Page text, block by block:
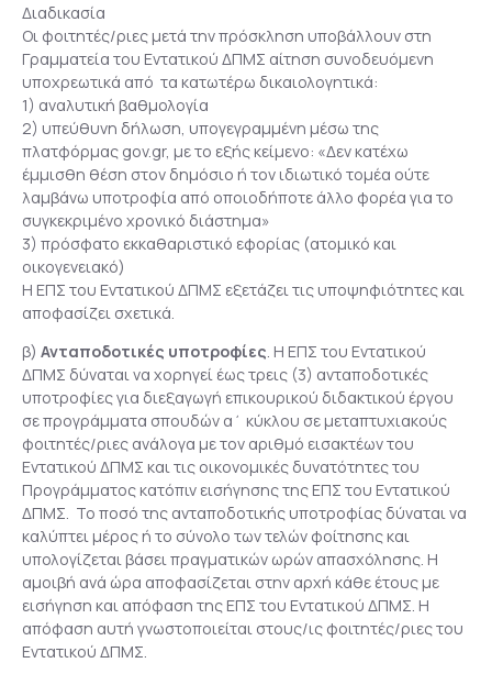
Διαδικασία
Οι φοιτητές/ριες μετά την πρόσκληση υποβάλλουν στη
Γραμματεία του Εντατικού ΔΠΜΣ αίτηση συνοδευόμενη
υποχρεωτικά από τα κατωτέρω δικαιολογητικά:
1) αναλυτική βαθμολογία
2) υπεύθυνη δήλωση, υπογεγραμμένη μέσω της
πλατφόρμας gov.gr, με το εξής κείμενο: «Δεν κατέχω
έμμισθη θέση στον δημόσιο ή τον ιδιωτικό τομέα ούτε
λαμβάνω υποτροφία από οποιοδήποτε άλλο φορέα για το
συγκεκριμένο χρονικό διάστημα»
3) πρόσφατο εκκαθαριστικό εφορίας (ατομικό και
οικογενειακό)
Η ΕΠΣ του Εντατικού ΔΠΜΣ εξετάζει τις υποψηφιότητες και
αποφασίζει σχετικά.
β) Ανταποδοτικές υποτροφίες. Η ΕΠΣ του Εντατικού
ΔΠΜΣ δύναται να χορηγεί έως τρεις (3) ανταποδοτικές
υποτροφίες για διεξαγωγή επικουρικού διδακτικού έργου
σε προγράμματα σπουδών α΄ κύκλου σε μεταπτυχιακούς
φοιτητές/ριες ανάλογα με τον αριθμό εισακτέων του
Εντατικού ΔΠΜΣ και τις οικονομικές δυνατότητες του
Προγράμματος κατόπιν εισήγησης της ΕΠΣ του Εντατικού
ΔΠΜΣ. Το ποσό της ανταποδοτικής υποτροφίας δύναται να
καλύπτει μέρος ή το σύνολο των τελών φοίτησης και
υπολογίζεται βάσει πραγματικών ωρών απασχόλησης. Η
αμοιβή ανά ώρα αποφασίζεται στην αρχή κάθε έτους με
εισήγηση και απόφαση της ΕΠΣ του Εντατικού ΔΠΜΣ. Η
απόφαση αυτή γνωστοποιείται στους/ις φοιτητές/ριες του
Εντατικού ΔΠΜΣ.